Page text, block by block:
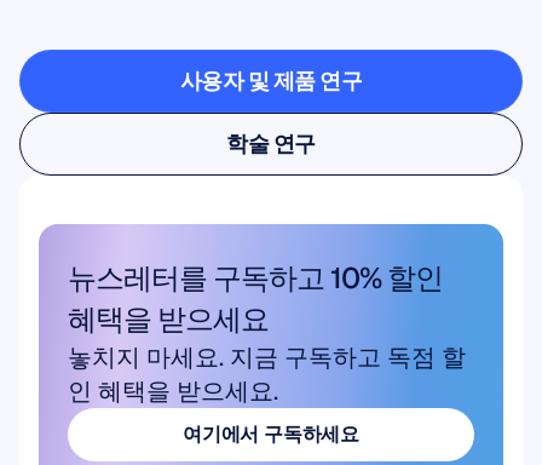
것을확인해보세요
사용자 및 제품 연구
사용자 및 제품 연구
학술 연구
학술 연구
뉴스레터를 구독하고 10% 할인
혜택을 받으세요
놓치지 마세요. 지금 구독하고 독점 할
인 혜택을 받으세요.
여기에서 구독하세요